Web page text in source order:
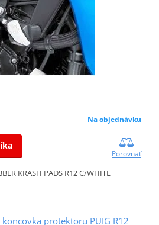
Na objednávku
Porovnať
KRASH PADS R12 C/WHITE
protektoru PUIG R12